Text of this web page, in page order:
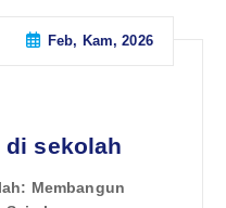
Feb, Kam, 2026
di sekolah
Membangun